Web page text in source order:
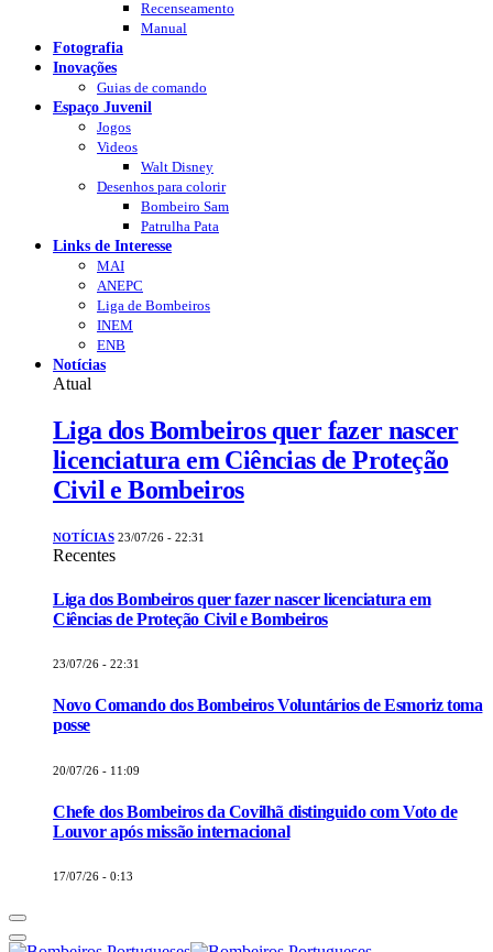
Recenseamento
Manual
Fotografia
Inovações
Guias de comando
Espaço Juvenil
Jogos
Videos
Walt Disney
Desenhos para colorir
Bombeiro Sam
Patrulha Pata
Links de Interesse
MAI
ANEPC
Liga de Bombeiros
INEM
ENB
Notícias
Atual
Liga dos Bombeiros quer fazer nascer
licenciatura em Ciências de Proteção
Civil e Bombeiros
NOTÍCIAS 23/07/26 - 22:31
Recentes
Liga dos Bombeiros quer fazer nascer licenciatura em
Ciências de Proteção Civil e Bombeiros
23/07/26 - 22:31
Novo Comando dos Bombeiros Voluntários de Esmoriz toma
posse
20/07/26 - 11:09
Chefe dos Bombeiros da Covilhã distinguido com Voto de
Louvor após missão internacional
17/07/26 - 0:13